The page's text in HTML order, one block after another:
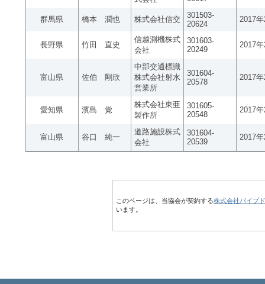
群馬県 橋本 潤也 株式会社信交
301503-
20624
2017
長野県 竹田 直史
信越測機株式
会社
301603-
20249
2017
富山県 佐伯 剛欣
中部交通標識
株式会社射水
営業所
301604-
20578
2017
愛知県 濱島 覚
株式会社東亜
製作所
301605-
20548
2017
富山県 谷口 純一
道路施設株式
会社
301604-
20539
2017
このページは、当協会が契約する株式会社パイプ
います。